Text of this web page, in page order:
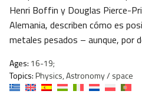
Henri Boffin y Douglas Pierce-
Alemania, describen cómo es
metales pesados – aunque, por
Ages: 16-19;
Topics:Physics, Astronomy / space